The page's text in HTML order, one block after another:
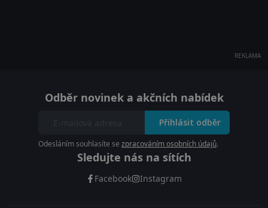
REKLAMA
Odběr novinek a akčních nabídek
Přihlásit odběr
Odesláním souhlasíte se zpracováním osobních údajů.
Sledujte nás na sítích
Facebook Instagram